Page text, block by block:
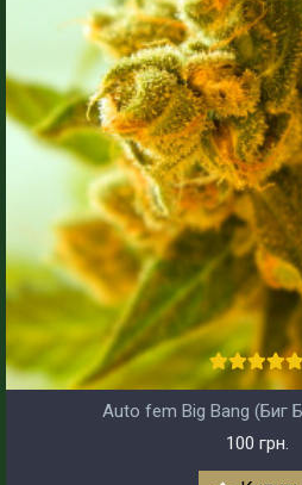
Auto fem Big Bang (Биг
100 грн.